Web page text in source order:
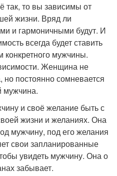
так, то вы зависимы от
жизни. Вряд ли
и гармоничными будут. И
всегда будет ставить
конкретного мужчины.
Женщина не
но постоянно сомневается
мужчина.
и своё желание быть с
жизни и желаниях. Она
мужчину, под его желания
свои запланированные
увидеть мужчину. Она о
забывает.